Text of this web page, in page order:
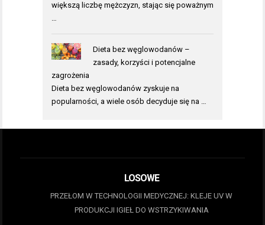
większą liczbę mężczyzn, stając się poważnym
…
Dieta bez węglowodanów –
zasady, korzyści i potencjalne
zagrożenia
Dieta bez węglowodanów zyskuje na
popularności, a wiele osób decyduje się na …
LOSOWE
PRZEŁOM W TECHNOLOGII MEDYCZNEJ: KLEJE UV W
PRODUKCJI IGIEŁ DO WSTRZYKIWANIA